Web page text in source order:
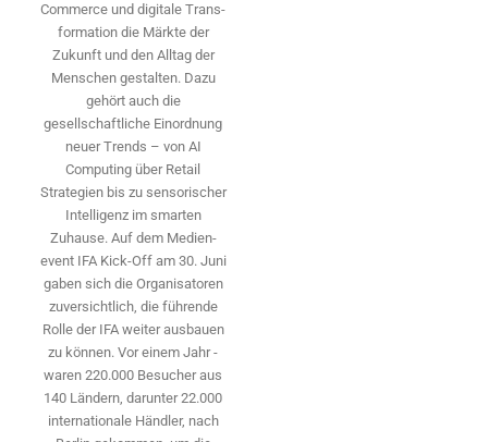
Commerce und digitale Trans­
formation die Märkte der
Zukunft und den Alltag der
Menschen gestalten. Dazu
gehört auch die
gesellschaftliche Einordnung
neuer Trends – von AI
Computing über Retail
Strategien bis zu sensorischer
Intelligenz im smarten
Zuhause. Auf dem Medien­
event IFA Kick-Off am 30. Juni
gaben sich die Organisatoren
zuversichtlich, die führende
Rolle der IFA weiter ausbauen
zu können. Vor einem Jahr ­
waren 220.000 Besucher aus
140 ­Ländern, ­darunter 22.000
internationale Händler, nach